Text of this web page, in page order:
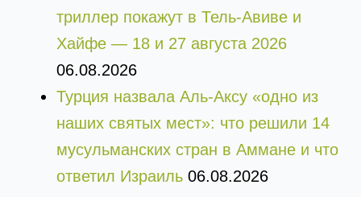
триллер покажут в Тель-Авиве и
Хайфе — 18 и 27 августа 2026
06.08.2026
Турция назвала Аль-Аксу «одно из
наших святых мест»: что решили 14
мусульманских стран в Аммане и что
ответил Израиль 06.08.2026